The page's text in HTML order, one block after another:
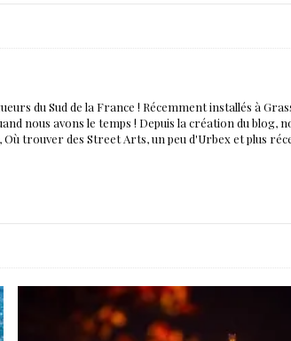
du Sud de la France ! Récemment installés à
nous avons le temps ! Depuis la création du
Où trouver des Street Arts, un peu d'Urbex et plus